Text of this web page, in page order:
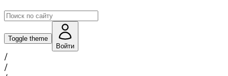
Toggle theme
Войти
/
/